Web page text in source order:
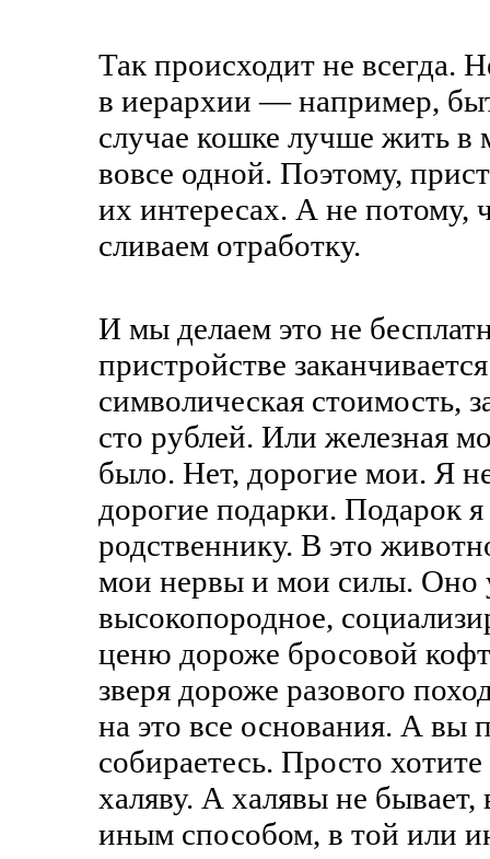
Так происходит не всегда.
в иерархии — например,
случае кошке лучше жить в
вовсе одной. Поэтому,
их интересах. А не потому,
сливаем отработку.
И мы делаем это не
пристройстве
символическая стоимость,
сто рублей. Или железная
было. Нет, дорогие мои. Я
дорогие подарки. Подарок
родственнику. В это
мои нервы и мои силы. Оно
высокопородное,
ценю дороже бросовой
зверя дороже разового
на это все основания. А вы
собираетесь. Просто
халяву. А халявы не
иным способом, в той или